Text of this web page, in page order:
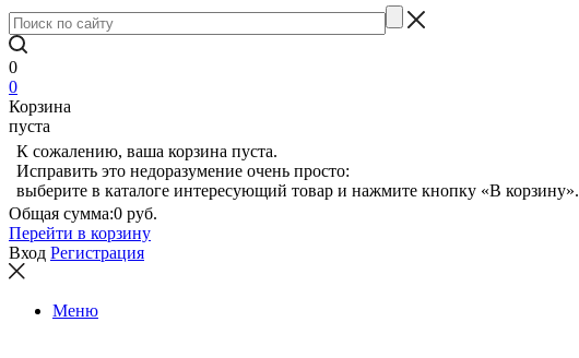
0
0
Корзина
пуста
К сожалению, ваша корзина пуста.
Исправить это недоразумение очень просто:
выберите в каталоге интересующий товар и нажмите кнопку «В корзину».
Общая сумма:0 руб.
Перейти в корзину
Вход Регистрация
Меню